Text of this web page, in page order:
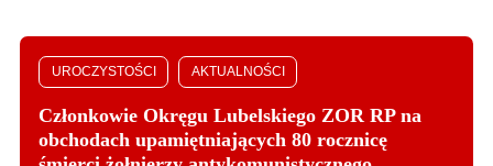
UROCZYSTOŚCI AKTUALNOŚCI
Członkowie Okręgu Lubelskiego ZOR RP na
obchodach upamiętniających 80 rocznicę